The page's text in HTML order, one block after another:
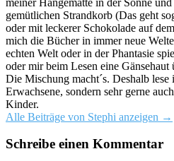
gemütlichen Strandkorb (Das geht
oder mit leckerer Schokolade auf
mich die Bücher in immer neue
echten Welt oder in der Phantasie
oder mir beim Lesen eine Gänsehaut
Die Mischung macht´s. Deshalb
Erwachsene, sondern sehr gerne
Kinder.
Alle Beiträge von Stephi anzeigen →
Schreibe einen Kommentar